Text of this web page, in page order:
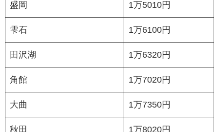
盛岡 1万5010円
雫石 1万6100円
田沢湖 1万6320円
角館 1万7020円
大曲 1万7350円
秋田 1万8020円